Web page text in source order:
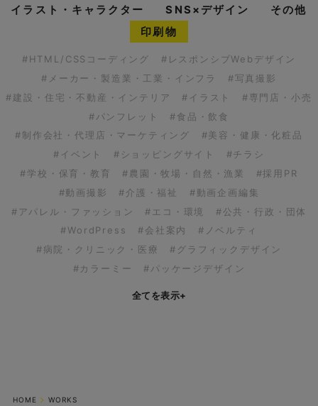
イラスト・キャラクター
SNS×デザイン
その他
印刷物
#HTML/CSSコーディング
#レスポンシブWebデザイン
#メーカー・製造業・工業・インフラ
#写真撮影
#建設・住宅・不動産・インテリア
#イラスト
#専門店・小売
#パンフレット
#食品・飲食
#制作会社・代理店・マーケティング
#美容・健康・化粧品
#イベント
#ショッピングサイト
#チラシ
#学校・保育・教育
#農園・牧場・自然・漁業
#採用PR
#動画撮影
#介護・福祉
#動画企画編集
#アパレル・ファッション
#エコ・環境
#公共・行政・団体
#WordPress
#会社案内
#ノベルティ
#病院・クリニック・医療
#グラフィックデザイン
#カラーミー
#パッケージデザイン
全てを表示+
HOME WORKS